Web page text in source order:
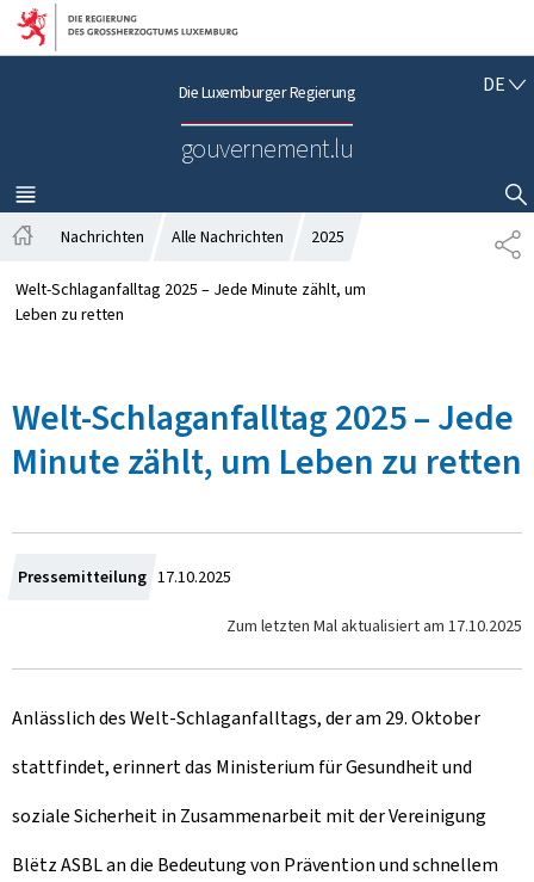
Zur Hauptnavigation
Zum Inhalt
Die Luxemburger Regierung
gouvernement.lu
DED
S
C
H
MENÜ
HAUPT-
SUCHFLED ANZEIGEN / SCHLIESSEN
T
E
t
a
e
Nachrichten Alle Nachrichten 2025
Welt-Schlaganfalltag 2025 – Jede Minute zählt, um
Leben zu retten
Welt-Schlaganfalltag 2025 – Jede
Minute zählt, um Leben zu retten
Pressemitteilung Z
m
17.10.2025
Zum letzten Mal aktualisiert am 17.10.2025
Anlässlich des Welt-Schlaganfalltags, der am 29. Oktober
stattfindet, erinnert das Ministerium für Gesundheit und
soziale Sicherheit in Zusammenarbeit mit der Vereinigung
Blëtz ASBL an die Bedeutung von Prävention und schnellem